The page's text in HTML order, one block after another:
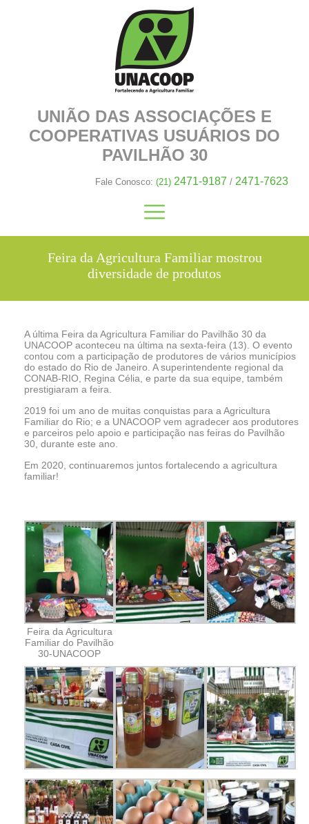
UNIÃO DAS ASSOCIAÇÕES E
COOPERATIVAS USUÁRIOS DO
PAVILHÃO 30
Fale Conosco: (21) 2471-9187 / 2471-7623
Feira da Agricultura Familiar mostrou
diversidade de produtos
A última Feira da Agricultura Familiar do Pavilhão 30 da
UNACOOP aconteceu na última na sexta-feira (13). O evento
contou com a participação de produtores de vários municípios
do estado do Rio de Janeiro. A superintendente regional da
CONAB-RIO, Regina Célia, e parte da sua equipe, também
prestigiaram a feira.
2019 foi um ano de muitas conquistas para a Agricultura
Familiar do Rio; e a UNACOOP vem agradecer aos produtores
e parceiros pelo apoio e participação nas feiras do Pavilhão
30, durante este ano.
Em 2020, continuaremos juntos fortalecendo a agricultura
familiar!
Feira da Agricultura
Familiar do Pavilhão
30-UNACOOP